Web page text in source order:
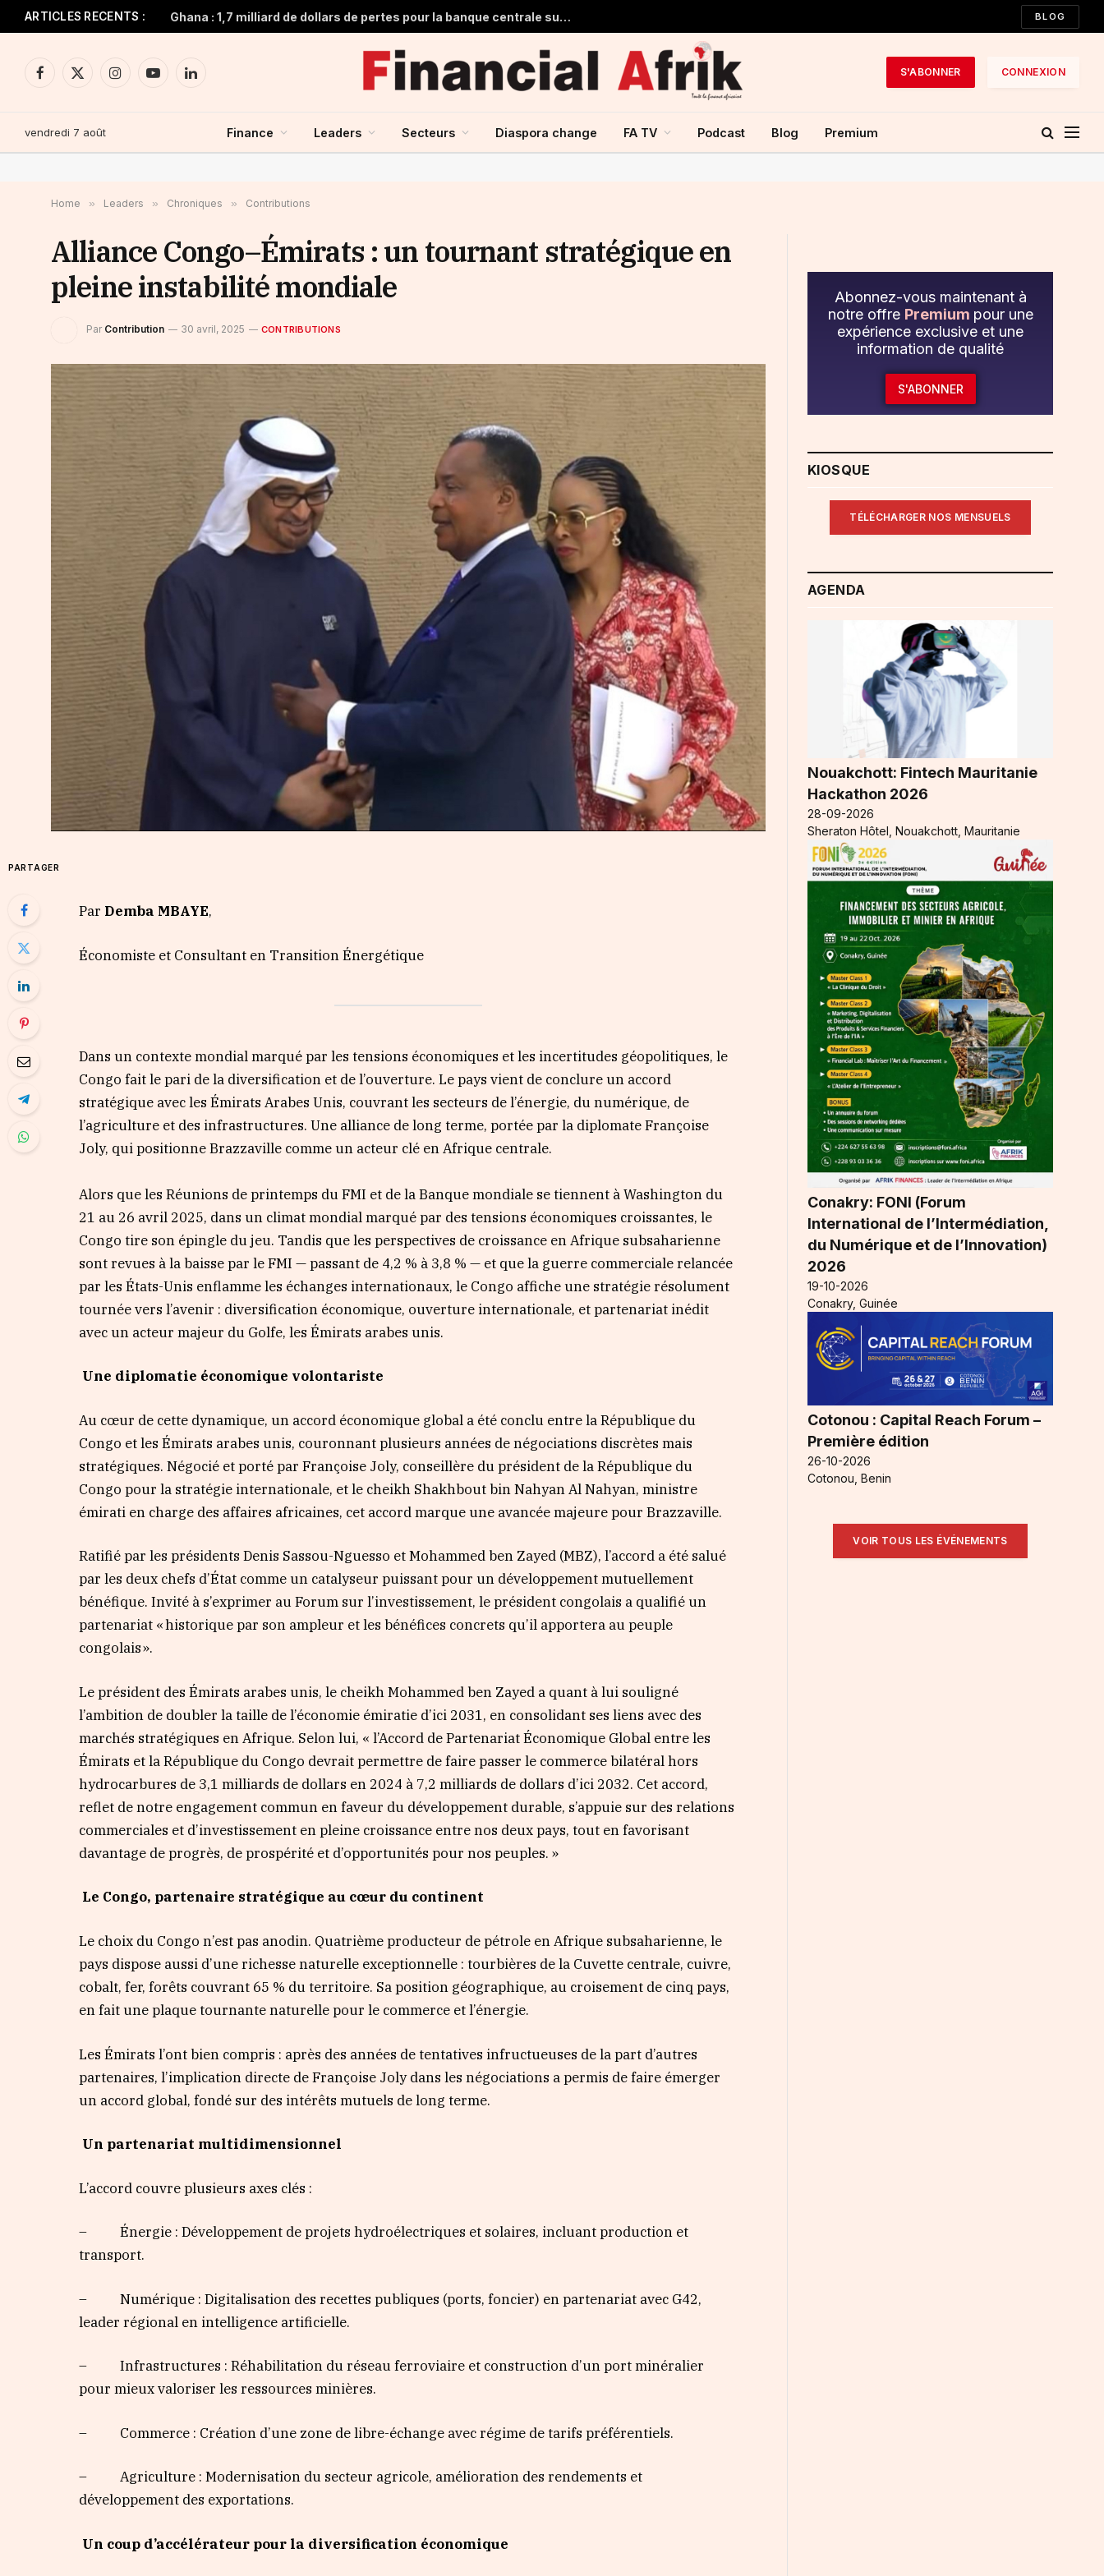
ARTICLES RECENTS : Ghana : 1,7 milliard de dollars de pertes pour la banque centrale sur ses achats d’or en 2025 BLOG
Facebook
X
InstagramYouTubeLinkedIn
S'ABONNER CONNEXION
vendredi 7 août Finance Leaders Secteurs Diaspora change FA TV Podcast Blog Premium
Home » Leaders » Chroniques » Contributions
Alliance Congo–Émirats : un tournant stratégique en
pleine instabilité mondiale
Par Contribution 30 avril, 2025 CONTRIBUTIONS
PARTAGER
Par Demba MBAYE,
Économiste et Consultant en Transition Énergétique
Dans un contexte mondial marqué par les tensions économiques et les incertitudes géopolitiques, le
Congo fait le pari de la diversification et de l’ouverture. Le pays vient de conclure un accord
stratégique avec les Émirats Arabes Unis, couvrant les secteurs de l’énergie, du numérique, de
l’agriculture et des infrastructures. Une alliance de long terme, portée par la diplomate Françoise
Joly, qui positionne Brazzaville comme un acteur clé en Afrique centrale.
Alors que les Réunions de printemps du FMI et de la Banque mondiale se tiennent à Washington du
21 au 26 avril 2025, dans un climat mondial marqué par des tensions économiques croissantes, le
Congo tire son épingle du jeu. Tandis que les perspectives de croissance en Afrique subsaharienne
sont revues à la baisse par le FMI — passant de 4,2 % à 3,8 % — et que la guerre commerciale relancée
par les États-Unis enflamme les échanges internationaux, le Congo affiche une stratégie résolument
tournée vers l’avenir : diversification économique, ouverture internationale, et partenariat inédit
avec un acteur majeur du Golfe, les Émirats arabes unis.
Une diplomatie économique volontariste
Au cœur de cette dynamique, un accord économique global a été conclu entre la République du
Congo et les Émirats arabes unis, couronnant plusieurs années de négociations discrètes mais
stratégiques. Négocié et porté par Françoise Joly, conseillère du président de la République du
Congo pour la stratégie internationale, et le cheikh Shakhbout bin Nahyan Al Nahyan, ministre
émirati en charge des affaires africaines, cet accord marque une avancée majeure pour Brazzaville.
Ratifié par les présidents Denis Sassou-Nguesso et Mohammed ben Zayed (MBZ), l’accord a été salué
par les deux chefs d’État comme un catalyseur puissant pour un développement mutuellement
bénéfique. Invité à s’exprimer au Forum sur l’investissement, le président congolais a qualifié un
partenariat « historique par son ampleur et les bénéfices concrets qu’il apportera au peuple
congolais ».
Le président des Émirats arabes unis, le cheikh Mohammed ben Zayed a quant à lui souligné
l’ambition de doubler la taille de l’économie émiratie d’ici 2031, en consolidant ses liens avec des
marchés stratégiques en Afrique. Selon lui, « l’Accord de Partenariat Économique Global entre les
Émirats et la République du Congo devrait permettre de faire passer le commerce bilatéral hors
hydrocarbures de 3,1 milliards de dollars en 2024 à 7,2 milliards de dollars d’ici 2032. Cet accord,
reflet de notre engagement commun en faveur du développement durable, s’appuie sur des relations
commerciales et d’investissement en pleine croissance entre nos deux pays, tout en favorisant
davantage de progrès, de prospérité et d’opportunités pour nos peuples. »
Le Congo, partenaire stratégique au cœur du continent
Le choix du Congo n’est pas anodin. Quatrième producteur de pétrole en Afrique subsaharienne, le
pays dispose aussi d’une richesse naturelle exceptionnelle : tourbières de la Cuvette centrale, cuivre,
cobalt, fer, forêts couvrant 65 % du territoire. Sa position géographique, au croisement de cinq pays,
en fait une plaque tournante naturelle pour le commerce et l’énergie.
Les Émirats l’ont bien compris : après des années de tentatives infructueuses de la part d’autres
partenaires, l’implication directe de Françoise Joly dans les négociations a permis de faire émerger
un accord global, fondé sur des intérêts mutuels de long terme.
Un partenariat multidimensionnel
L’accord couvre plusieurs axes clés :
– Énergie : Développement de projets hydroélectriques et solaires, incluant production et
transport.
– Numérique : Digitalisation des recettes publiques (ports, foncier) en partenariat avec G42,
leader régional en intelligence artificielle.
– Infrastructures : Réhabilitation du réseau ferroviaire et construction d’un port minéralier
pour mieux valoriser les ressources minières.
– Commerce : Création d’une zone de libre-échange avec régime de tarifs préférentiels.
– Agriculture : Modernisation du secteur agricole, amélioration des rendements et
développement des exportations.
Un coup d’accélérateur pour la diversification économique
Abonnez-vous maintenant à
notre offre Premium pour une
expérience exclusive et une
information de qualité
S'ABONNER
KIOSQUE
TÉLÉCHARGER NOS MENSUELS
AGENDA
Nouakchott: Fintech Mauritanie
Hackathon 2026
28-09-2026
Sheraton Hôtel, Nouakchott, Mauritanie
Conakry: FONI (Forum
International de l’Intermédiation,
du Numérique et de l’Innovation)
2026
19-10-2026
Conakry, Guinée
Cotonou : Capital Reach Forum –
Première édition
26-10-2026
Cotonou, Benin
VOIR TOUS LES ÉVÉNEMENTS